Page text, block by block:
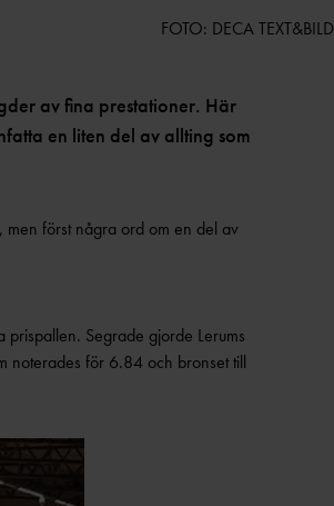
FOTO: DECA TEXT&BILD
av fina prestationer. Här
en liten del av allting som
först några ord om en del av
Segrade gjorde Lerums
noterades för 6.84 och bronset till